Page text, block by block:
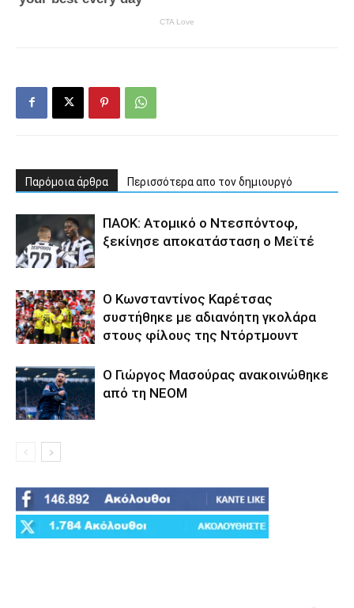
Παρόμοια άρθρα Περισσότερα απο τον δημιουργό
ΠΑΟΚ: Ατομικό ο Ντεσπόντοφ,
ξεκίνησε αποκατάσταση ο Μεϊτέ
Ο Κωνσταντίνος Καρέτσας
συστήθηκε με αδιανόητη γκολάρα
στους φίλους της Ντόρτμουντ
Ο Γιώργος Μασούρας ανακοινώθηκε
από τη ΝΕΟΜ